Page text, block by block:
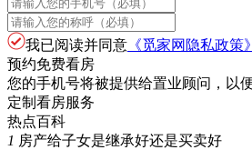
我已阅读并同意 《觅家网隐私政策》
预约免费看房
您的手机号将被提供给置业顾问，以
定制看房服务
热点百科
1 房产给子女是继承好还是买卖好